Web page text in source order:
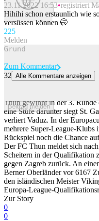
Beitrag melden
23.11.2022 16:53 registriert
Hihihi schon erstaunlich wie
versüssen können 🤭
225
Melden
Beitrag melden
Zum Kommentar
32 Alle Kommentare anzeigen
Thun gewinnt in der 3.
eine Stufe darunter siegt St.
verliert Vaduz. In der
mehrere Super-League-Klubs
Rückspiel noch die Chance
Der FC Thun meldet sich
Scheitern in der Qualifikation
gegen Zagreb zurück. An
Berner Oberländer vor 6167
den isländischen Meister
Europa-League-
Zur Story
0
0